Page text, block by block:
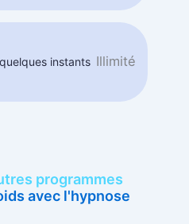
instants Illimité
programmes
avec l'hypnose